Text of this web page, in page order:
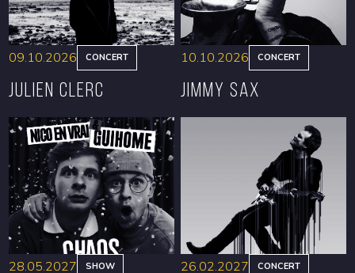
BOOK
09.10.2026 CONCERT
Julien Clerc
BOOK
10.10.2026 CONCERT
Jimmy Sax
28.05.2027 SHOW 26.02.2027 CONCERT